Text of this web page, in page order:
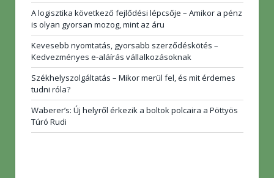
A logisztika következő fejlődési lépcsője – Amikor a pénz
is olyan gyorsan mozog, mint az áru
Kevesebb nyomtatás, gyorsabb szerződéskötés –
Kedvezményes e-aláírás vállalkozásoknak
Székhelyszolgáltatás – Mikor merül fel, és mit érdemes
tudni róla?
Waberer’s: Új helyről érkezik a boltok polcaira a Pöttyös
Túró Rudi